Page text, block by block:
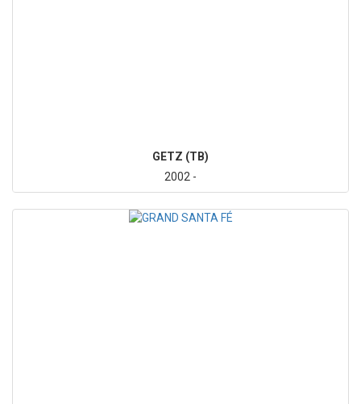
GETZ (TB)
2002 -